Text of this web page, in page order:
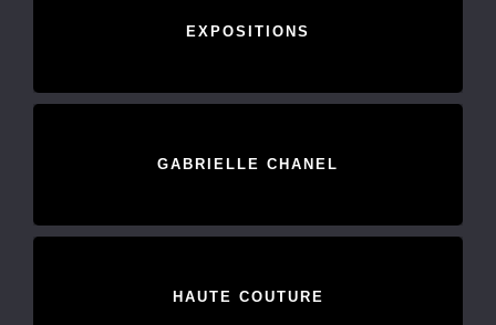
EXPOSITIONS
GABRIELLE CHANEL
HAUTE COUTURE